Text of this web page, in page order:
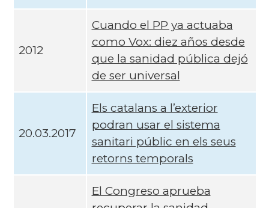
2012
Cuando el PP ya actuaba
como Vox: diez años desde
que la sanidad pública dejó
de ser universal
20.03.2017
Els catalans a l’exterior
podran usar el sistema
sanitari públic en els seus
retorns temporals
El Congreso aprueba